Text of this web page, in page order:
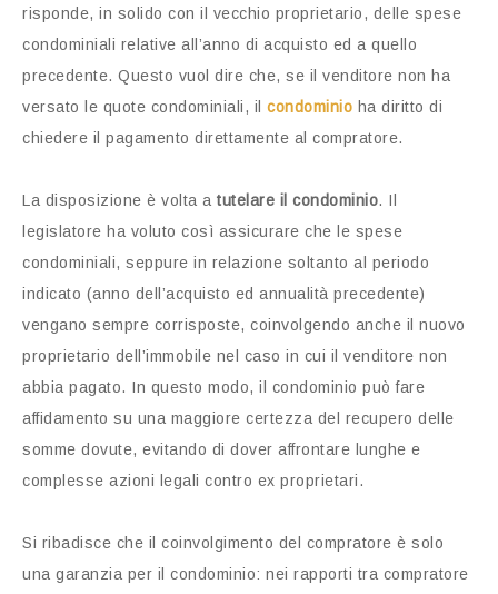
risponde, in solido con il vecchio proprietario, delle spese
condominiali relative all’anno di acquisto ed a quello
precedente. Questo vuol dire che, se il venditore non ha
versato le quote condominiali, il condominio ha diritto di
chiedere il pagamento direttamente al compratore.
La disposizione è volta a tutelare il condominio. Il
legislatore ha voluto così assicurare che le spese
condominiali, seppure in relazione soltanto al periodo
indicato (anno dell’acquisto ed annualità precedente)
vengano sempre corrisposte, coinvolgendo anche il nuovo
proprietario dell’immobile nel caso in cui il venditore non
abbia pagato. In questo modo, il condominio può fare
affidamento su una maggiore certezza del recupero delle
somme dovute, evitando di dover affrontare lunghe e
complesse azioni legali contro ex proprietari.
Si ribadisce che il coinvolgimento del compratore è solo
una garanzia per il condominio: nei rapporti tra compratore